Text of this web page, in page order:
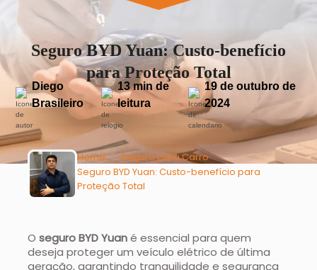
Seguro BYD Yuan: Custo-benefício
para Proteção Total
Diego
Brasileiro
13 min de
leitura
19 de outubro de
2024
Home
Seguro para Carro
Seguro BYD Yuan: Custo-benefício para
Proteção Total
Oseguro BYD Yuané essencial para quem
deseja proteger um veículo elétrico de última
geração, garantindo tranquilidade e segurança